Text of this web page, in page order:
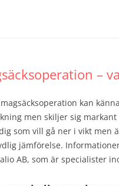
–
kan
men skiljer sig
som vill gå ner i vikt men
jämförelse.
AB, som är specialister